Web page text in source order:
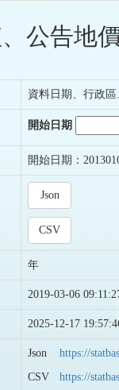
公告地
資料日期、行政
開始日期
開始日期：
Json
CSV
年
2019-03-06
2025-12-17
Json
https://
CSV
https://